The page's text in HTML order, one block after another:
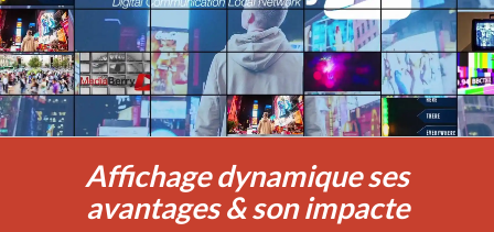
Affichage dynamique ses
avantages & son impacte